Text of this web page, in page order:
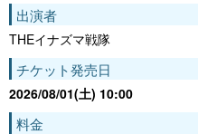
出演者
THEイナズマ戦隊
チケット発売日
2026/08/01(土) 10:00
料金